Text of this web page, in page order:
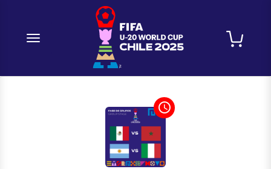
desplegar navegación
access_time